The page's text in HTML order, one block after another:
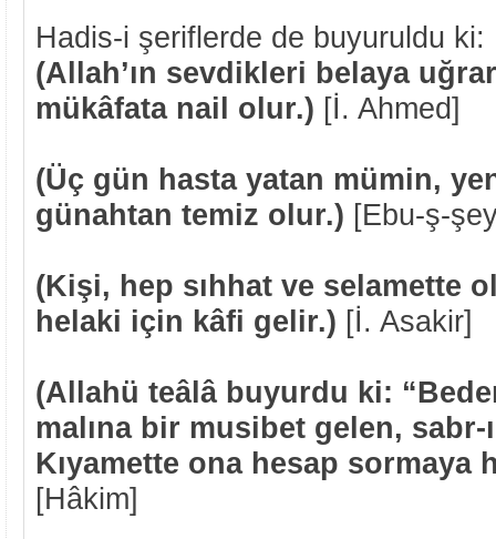
Hadis-i şeriflerde de buyuruldu ki:
(Allah’ın sevdikleri belaya
mükâfata nail olur.) [İ. Ahmed]
(Üç gün hasta yatan mümin,
günahtan temiz olur.) [Ebu-ş-
(Kişi, hep sıhhat ve selamette
helaki için kâfi gelir.) [İ. Asakir]
(Allahü teâlâ buyurdu ki:
malına bir musibet gelen, sabr-
Kıyamette ona hesap sormaya
[Hâkim]